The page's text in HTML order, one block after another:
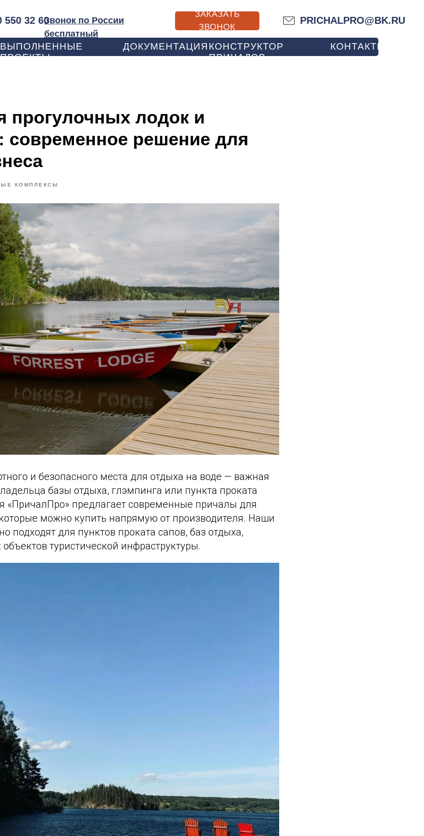
КОНСТРУКТОР
ПРИЧАЛОВ
КОНТАКТЫ
ДОКУМЕНТАЦИЯ
ВЫПОЛНЕННЫЕ
ПРОЕКТЫ
PRICHALPRO@BK.RU
ЗАКАЗАТЬ
ЗВОНОК
550 32 60Звонок по России
бесплатный
прогулочных лодок и
современное решение для
КОМПЛЕКСЫ
и безопасного места для отдыха на воде — важная
базы отдыха, глэмпинга или пункта проката
«ПричалПро» предлагает современные причалы для
можно купить напрямую от производителя. Наши
подходят для пунктов проката сапов, баз отдыха,
туристической инфраструктуры.